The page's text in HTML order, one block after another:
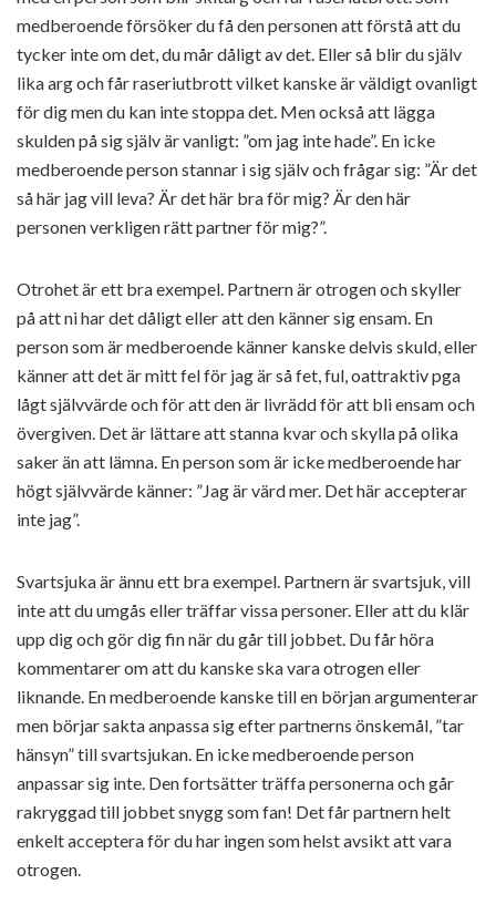
medberoende försöker du få den personen att förstå att du
tycker inte om det, du mår dåligt av det. Eller så blir du själv
lika arg och får raseriutbrott vilket kanske är väldigt ovanligt
för dig men du kan inte stoppa det. Men också att lägga
skulden på sig själv är vanligt: ”om jag inte hade”. En icke
medberoende person stannar i sig själv och frågar sig: ”Är det
så här jag vill leva? Är det här bra för mig? Är den här
personen verkligen rätt partner för mig?”.
Otrohet är ett bra exempel. Partnern är otrogen och skyller
på att ni har det dåligt eller att den känner sig ensam. En
person som är medberoende känner kanske delvis skuld, eller
känner att det är mitt fel för jag är så fet, ful, oattraktiv pga
lågt självvärde och för att den är livrädd för att bli ensam och
övergiven. Det är lättare att stanna kvar och skylla på olika
saker än att lämna. En person som är icke medberoende har
högt självvärde känner: ”Jag är värd mer. Det här accepterar
inte jag”.
Svartsjuka är ännu ett bra exempel. Partnern är svartsjuk, vill
inte att du umgås eller träffar vissa personer. Eller att du klär
upp dig och gör dig fin när du går till jobbet. Du får höra
kommentarer om att du kanske ska vara otrogen eller
liknande. En medberoende kanske till en början argumenterar
men börjar sakta anpassa sig efter partnerns önskemål, ”tar
hänsyn” till svartsjukan. En icke medberoende person
anpassar sig inte. Den fortsätter träffa personerna och går
rakryggad till jobbet snygg som fan! Det får partnern helt
enkelt acceptera för du har ingen som helst avsikt att vara
otrogen.